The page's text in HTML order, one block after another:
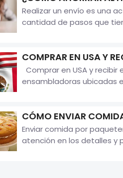
Realizar un envío es una
cantidad de pasos que
COMPRAR EN USA Y
Comprar en USA y
ensambladoras ubicadas
CÓMO ENVIAR
Enviar comida por
atención en los detalles y